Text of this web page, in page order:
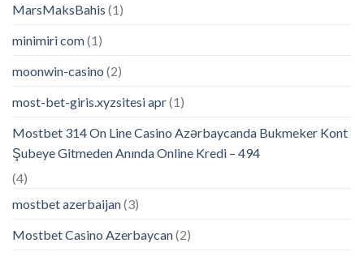
MarsMaksBahis (1)
minimiri com(1)
moonwin-casino (2)
most-bet-giris.xyzsitesi apr(1)
Mostbet 314 On Line Casino Azərbaycanda Bukmeker Kont
Şubeye Gitmeden Anında Online Kredi – 494
(4)
mostbet azerbaijan(3)
Mostbet Casino Azerbaycan(2)